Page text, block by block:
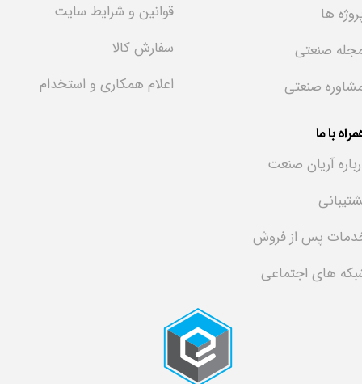
با ما
ها
صنعتی
صنعتی
قوانین و شرایط سایت
سفارش کالا
اعلام همکاری و استخدام
آریان صنعت
پس از فروش
های اجتماعی